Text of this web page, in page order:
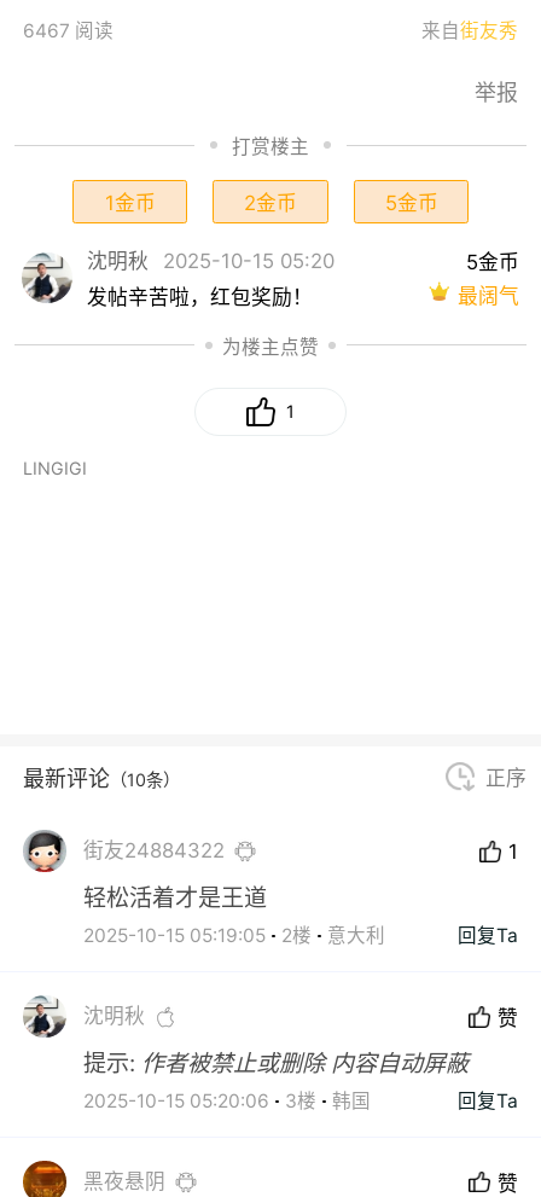
6467 阅读 来自街友秀
举报
打赏楼主
1金币 2金币 5金币
沈明秋
2025-10-15 05:20
发帖辛苦啦，红包奖励！
5金币
最阔气
为楼主点赞
1
LINGIGI
最新评论 （10条） 正序
街友24884322 1
轻松活着才是王道
2025-10-15 05:19:05 2楼 意大利 回复Ta
沈明秋 赞
提示: 作者被禁止或删除 内容自动屏蔽
2025-10-15 05:20:06 3楼 韩国 回复Ta
黑夜悬阴 赞